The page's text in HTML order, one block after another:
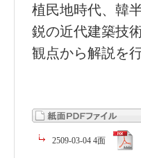
植民地時代、韓
鋭の近代建築技
観点から解説を行
2509-03-04 4面